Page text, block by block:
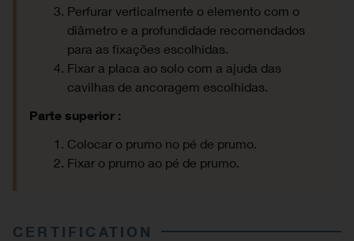
Perfurar verticalmente o elemento com o
diâmetro e a profundidade recomendados
para as fixações escolhidas.
Fixar a placa ao solo com a ajuda das
cavilhas de ancoragem escolhidas.
Parte superior :
Colocar o prumo no pé de prumo.
Fixar o prumo ao pé de prumo.
CERTIFICATION